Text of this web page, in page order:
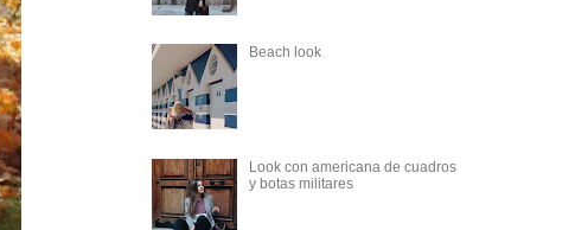
Beach look
Look con americana de cuadros
y botas militares